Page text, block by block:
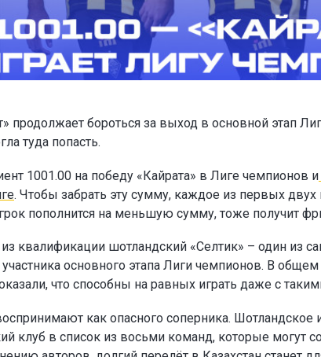
продолжает бороться за выход в основной этап
туда попасть.
1001.00 на победу «Кайрата» в Лиге чемпионов и
. Чтобы забрать эту сумму, каждое из первых
пополнится на меньшую сумму, тоже получит
квалификации шотландский «Селтик» – один из
основного этапа Лиги чемпионов. В
что способны на равных играть даже с
как опасного соперника. Шотландское
клуб в список из восьми команд, которые могут